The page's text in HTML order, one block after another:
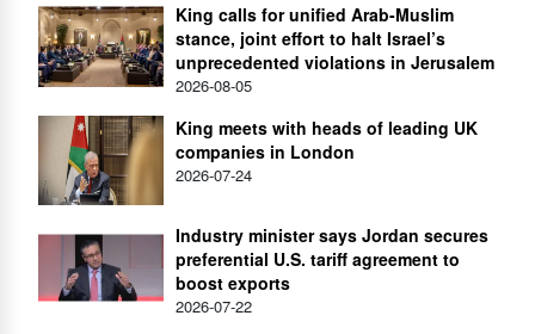
King calls for unified Arab-Muslim
stance, joint effort to halt Israel’s
unprecedented violations in Jerusalem
2026-08-05
King meets with heads of leading UK
companies in London
2026-07-24
Industry minister says Jordan secures
preferential U.S. tariff agreement to
boost exports
2026-07-22